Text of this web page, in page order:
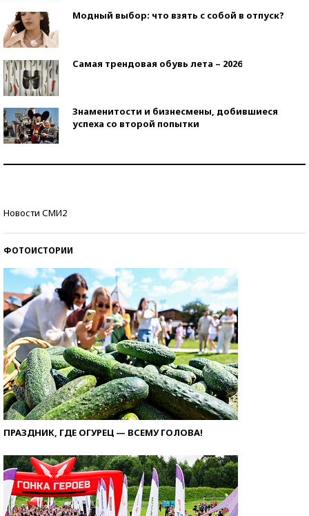
Модный выбор: что взять с собой в отпуск?
Самая трендовая обувь лета – 2026
Знаменитости и бизнесмены, добившиеся
успеха со второй попытки
Новости СМИ2
ФОТОИСТОРИИ
ПРАЗДНИК, ГДЕ ОГУРЕЦ — ВСЕМУ ГОЛОВА!